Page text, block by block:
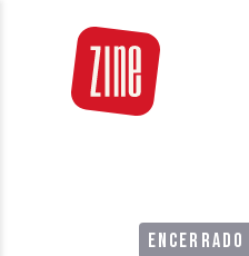
ENCERRADO